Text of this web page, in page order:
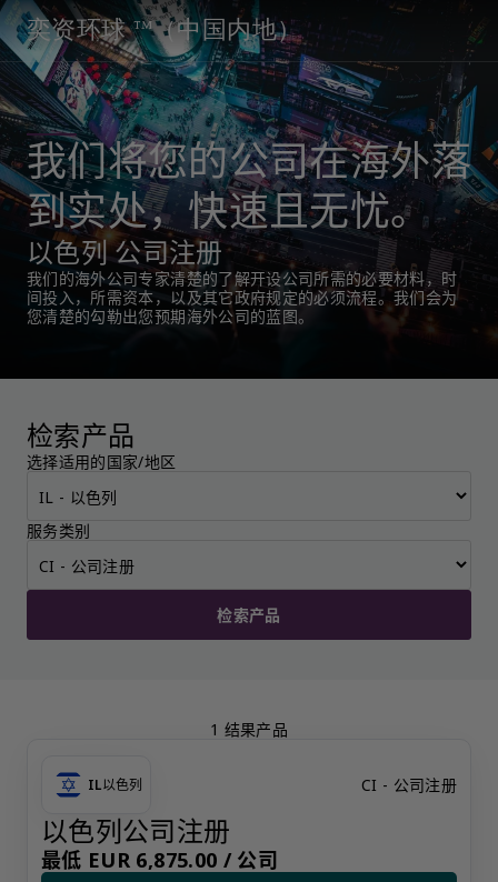
奕资环球 ™（中国内地）
我们将您的公司在海外落
到实处，快速且无忧。
以色列 公司注册
我们的海外公司专家清楚的了解开设公司所需的必要材料，时
间投入，所需资本，以及其它政府规定的必须流程。我们会为
您清楚的勾勒出您预期海外公司的蓝图。
检索产品
选择适用的国家/地区
服务类别
检索产品
1 结果产品
IL以色列 CI - 公司注册
以色列公司注册
最低 EUR 6,875.00 /公司